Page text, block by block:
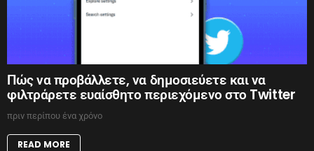
Πώς να προβάλλετε, να δημοσιεύετε και να
φιλτράρετε ευαίσθητο περιεχόμενο στο Twitter
πριν περίπου ένα χρόνο
READ MORE